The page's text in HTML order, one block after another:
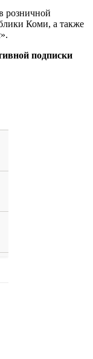
розничной
Коми, а также
подписки